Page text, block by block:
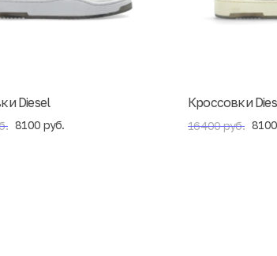
Diesel
8100 руб.
Кроссовки
16400 руб.